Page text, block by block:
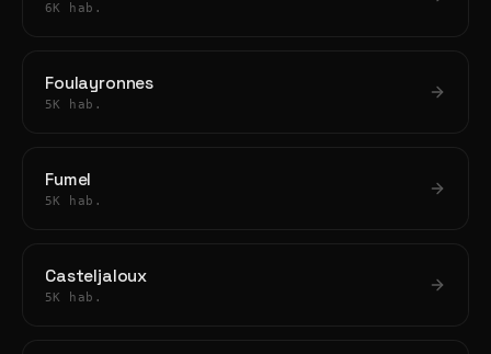
6K hab.
Foulayronnes
5K hab.
Fumel
5K hab.
Casteljaloux
5K hab.